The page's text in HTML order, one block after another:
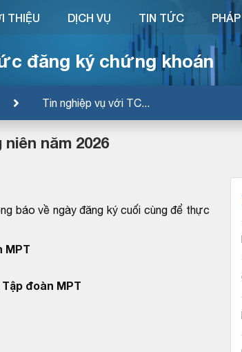
đăng ký chứng khoán
Tin nghiệp vụ với TC...
THIỆU DỊCH VỤ TIN TỨC
năm 2026
báo về ngày đăng ký cuối cùng để thực
MPT
đoàn MPT